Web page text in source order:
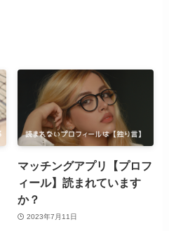
マッチングアプリ【プロフ
ィール】読まれています
か？
2023年7月11日